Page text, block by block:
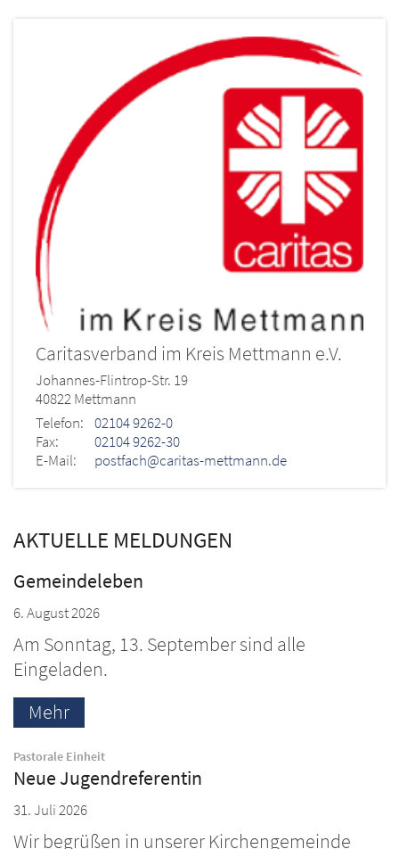
Caritasverband im Kreis Mettmann e.V.
Johannes-Flintrop-Str. 19
40822Mettmann
Telefon: 02104 9262-0
Fax:
02104 9262-30
E-Mail:
postfach@caritas-mettmann.de
AKTUELLE MELDUNGEN
Gemeindeleben
6. August 2026
Am Sonntag, 13. September sind alle
Eingeladen.
Mehr
Pastorale Einheit:
Neue Jugendreferentin
31. Juli 2026
Wir begrüßen in unserer Kirchengemeinde